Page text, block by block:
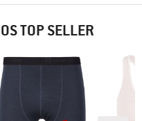
TOP SELLER